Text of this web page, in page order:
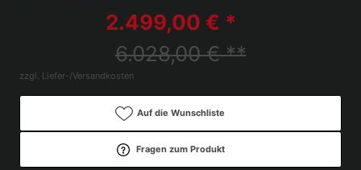
2.499,00 € *
6.028,00 € **
zzgl. Liefer-/Versandkosten
Auf die Wunschliste
Fragen zum Produkt